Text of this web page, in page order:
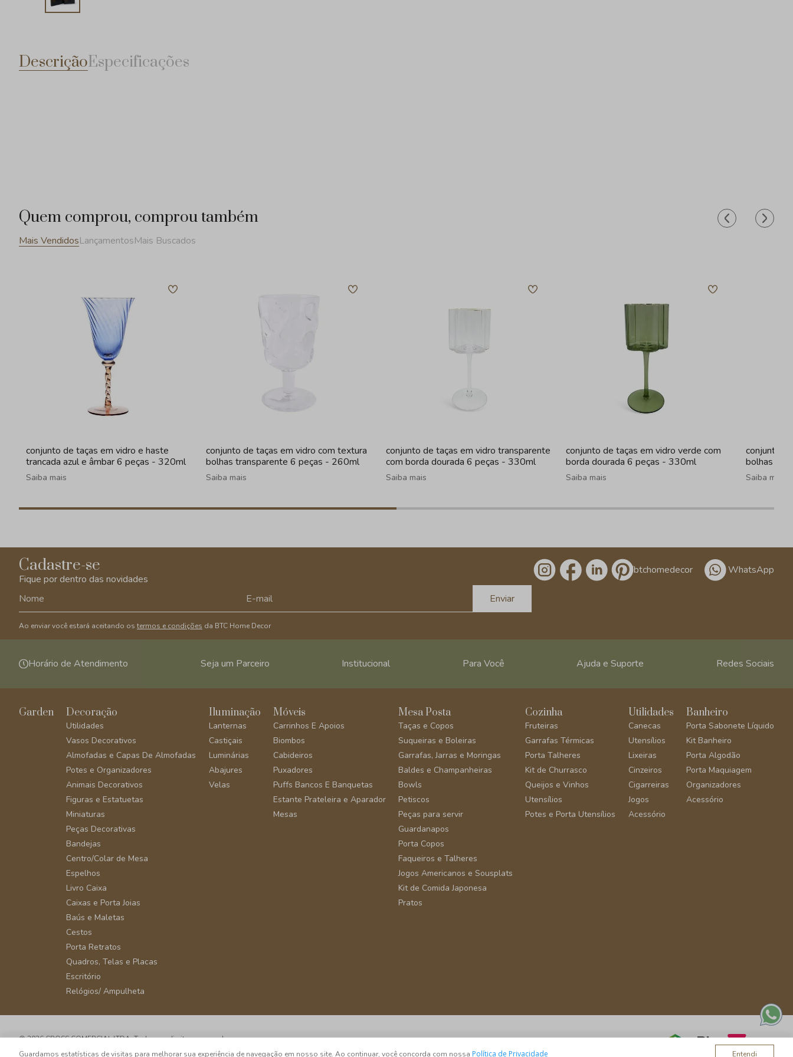
DescriçãoEspecificações
Quem comprou, comprou também
Mais VendidosLançamentosMais Buscados
conjunto de taças em vidro e haste
trancada azul e âmbar 6 peças - 320ml
Saiba mais
conjunto de taças em vidro com textura
bolhas transparente 6 peças - 260ml
Saiba mais
conjunto de taças em vidro transparente
com borda dourada 6 peças - 330ml
Saiba mais
conjunto de taças em vidro verde com
borda dourada 6 peças - 330ml
Saiba mais
conjunto
bolhas
Saiba mais
Cadastre-se
Fique por dentro das novidades
Enviar
Ao enviar você estará aceitando os termos e condições da BTC Home Decor
/btchomedecor WhatsApp
Horário de Atendimento Seja um Parceiro Institucional Para Você Ajuda e Suporte Redes Sociais
Garden Decoração
Utilidades
Vasos Decorativos
Almofadas e Capas De Almofadas
Potes e Organizadores
Animais Decorativos
Figuras e Estatuetas
Miniaturas
Peças Decorativas
Bandejas
Centro/Colar de Mesa
Espelhos
Livro Caixa
Caixas e Porta Joias
Baús e Maletas
Cestos
Porta Retratos
Quadros, Telas e Placas
Escritório
Relógios/ Ampulheta
Iluminação
Lanternas
Castiçais
Luminárias
Abajures
Velas
Móveis
Carrinhos E Apoios
Biombos
Cabideiros
Puxadores
Puffs Bancos E Banquetas
Estante Prateleira e Aparador
Mesas
Mesa Posta
Taças e Copos
Suqueiras e Boleiras
Garrafas, Jarras e Moringas
Baldes e Champanheiras
Bowls
Petiscos
Peças para servir
Guardanapos
Porta Copos
Faqueiros e Talheres
Jogos Americanos e Sousplats
Kit de Comida Japonesa
Pratos
Cozinha
Fruteiras
Garrafas Térmicas
Porta Talheres
Kit de Churrasco
Queijos e Vinhos
Utensílios
Potes e Porta Utensílios
Utilidades
Canecas
Utensílios
Lixeiras
Cinzeiros
Cigarreiras
Jogos
Acessório
Banheiro
Porta Sabonete Líquido
Kit Banheiro
Porta Algodão
Porta Maquiagem
Organizadores
Acessório
© 2026 CROSS COMERCIAL LTDA. Todos os direitos reservados.
Guardamos estatísticas de visitas para melhorar sua experiência de navegação em nosso site. Ao continuar, você concorda com nossa Política de Privacidade Entendi